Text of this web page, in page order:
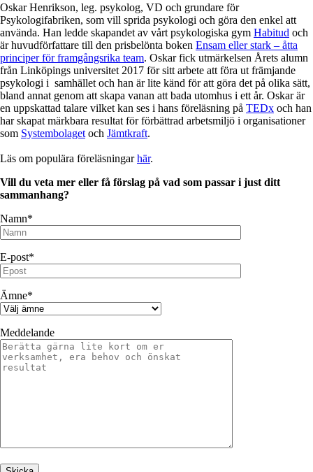
Oskar Henrikson, leg. psykolog, VD och grundare för
Psykologifabriken, som vill sprida psykologi och göra den enkel att
använda. Han ledde skapandet av vårt psykologiska gym Habitud och
är huvudförfattare till den prisbelönta boken Ensam eller stark – åtta
principer för framgångsrika team. Oskar fick utmärkelsen Årets alumn
från Linköpings universitet 2017 för sitt arbete att föra ut främjande
psykologi i samhället och han är lite känd för att göra det på olika sätt,
bland annat genom att skapa vanan att bada utomhus i ett år. Oskar är
en uppskattad talare vilket kan ses i hans föreläsning på TEDx och han
har skapat märkbara resultat för förbättrad arbetsmiljö i organisationer
som Systembolaget och Jämtkraft.
Läs om populära föreläsningarhär.
Vill du veta mer eller få förslag på vad som passar i just ditt
sammanhang?
Namn*
E-post*
Ämne*
Meddelande